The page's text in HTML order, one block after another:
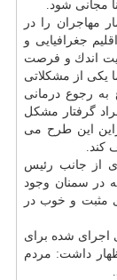
مجانی شود.
مهاجران را در
جغرافیایی و
اندك و فرصت
یكی از مشكلاتی
به رجوع درمانی
گرفتار مشكل
این طرح می
كند.
از جانب رئیس
در سمنان وجود
مثبت و خوب در
اجرای شده برای
داشت: مردم